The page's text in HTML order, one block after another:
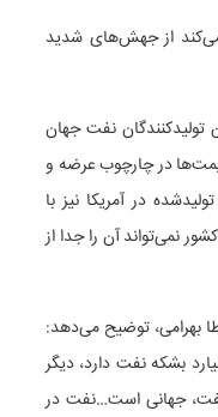
می‌کند از جهش‌های شدید
تولیدکنندگان نفت جهان
در چارچوب عرضه و
در آمریکا نیز با
نمی‌تواند آن را جدا از
بهرامی، توضیح می‌دهد:
بشکه نفت دارد، دیگر
نفت، جهانی است…نفت در